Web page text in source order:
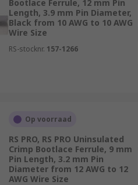
Bootlace Ferrule, 12 mm Pin
Length, 3.9 mm Pin Diameter,
Black from 10 AWG to 10 AWG
Wire Size
RS-stocknr. 157-1266
Op voorraad
RS PRO, RS PRO Uninsulated
Crimp Bootlace Ferrule, 9 mm
Pin Length, 3.2 mm Pin
Diameter from 12 AWG to 12
AWG Wire Size